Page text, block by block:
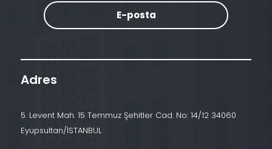
E-posta
Adres
5. Levent Mah. 15 Temmuz Şehitler Cad. No: 14/12 34060
Eyüpsultan/İSTANBUL